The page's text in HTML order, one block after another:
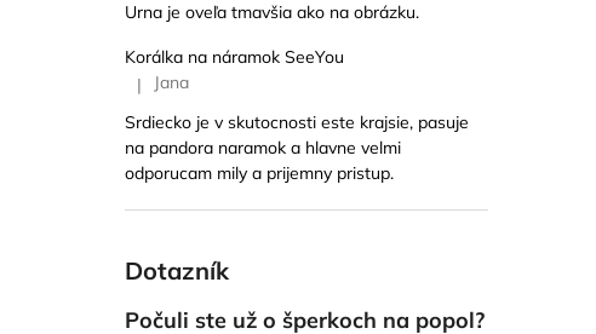
Urna je oveľa tmavšia ako na obrázku.
Korálka na náramok SeeYou
Hodnotenie produktu je 5 z 5 hviezdičiek.
|
Jana
Srdiecko je v skutocnosti este krajsie, pasuje
na pandora naramok a hlavne velmi
odporucam mily a prijemny pristup.
Dotazník
Počuli ste už o šperkoch na popol?